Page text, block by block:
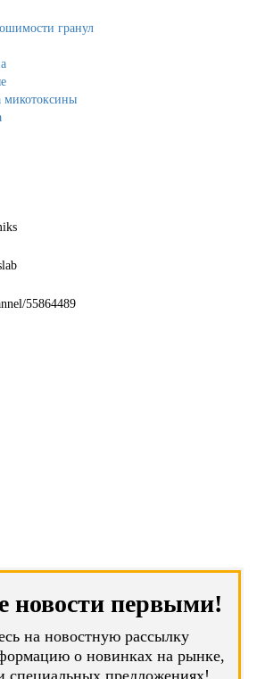
гранул
микотоксины
55864489
новости первыми!
на новостную рассылку
о новинках на рынке,
специальных предложениях!